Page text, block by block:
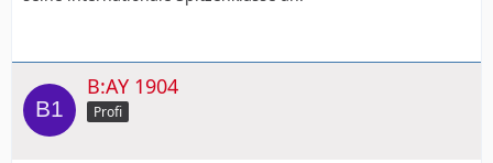
B:AY 1904
Profi